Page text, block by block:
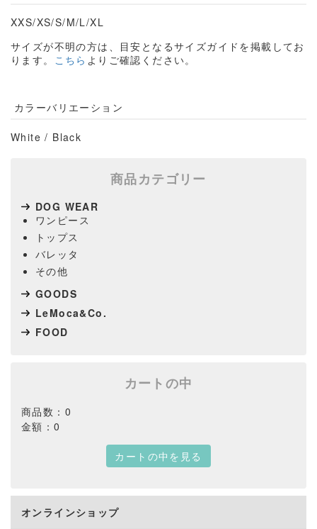
XXS/XS/S/M/L/XL
サイズが不明の方は、目安となるサイズガイドを掲載してお
ります。
こちら よりご確認ください。
カラーバリエーション
White / Black
商品カテゴリー
DOG WEAR
ワンピース
トップス
バレッタ
その他
GOODS
LeMoca&Co.
FOOD
カートの中
商品数：0
金額：0
カートの中を見る
オンラインショップ